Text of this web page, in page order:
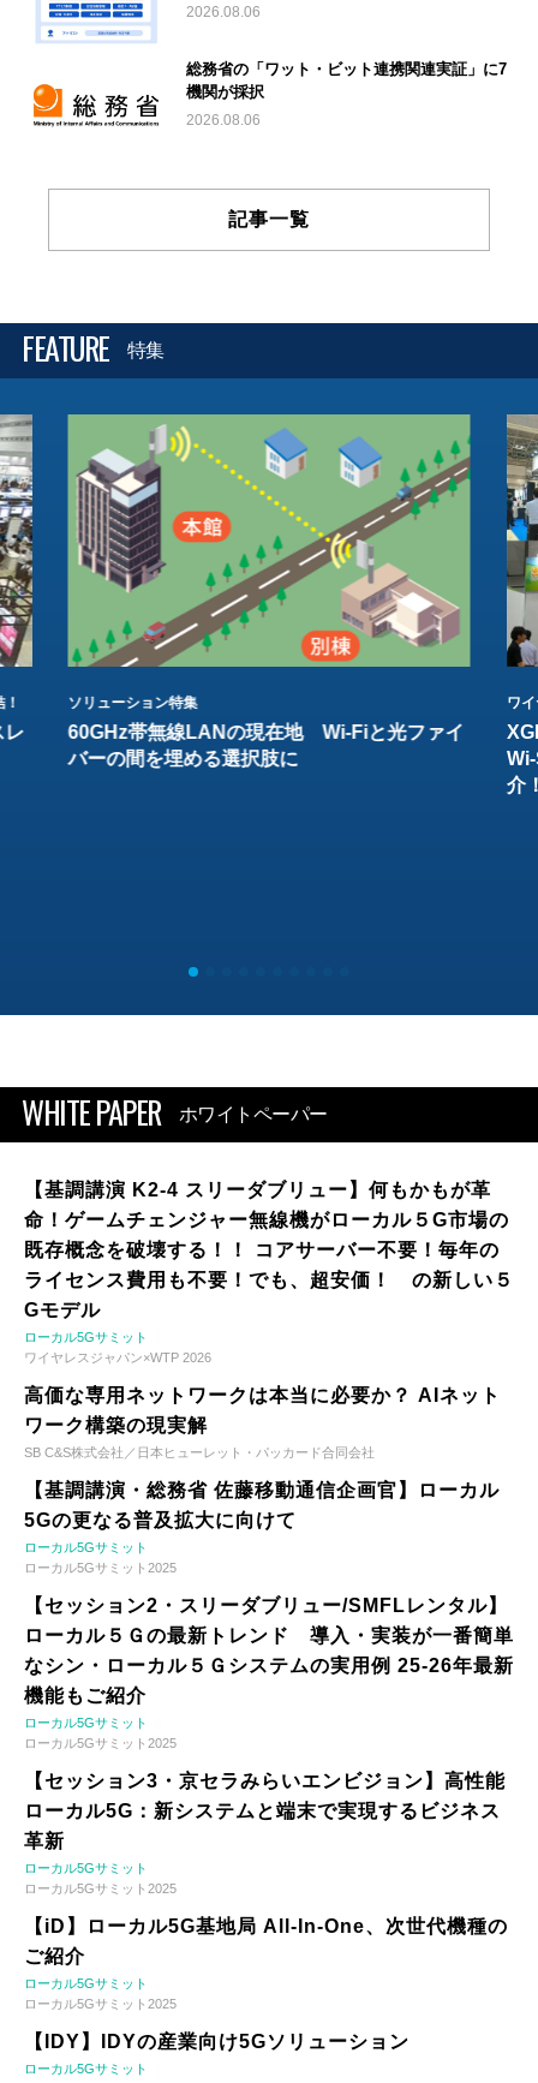
2026.08.06
総務省の「ワット・ビット連携関連実証」に7
機関が採択
2026.08.06
記事一覧
FEATURE 特集
レ
ソリューション特集
60GHz帯無線LANの現在地 Wi-Fiと光ファイ
バーの間を埋める選択肢に
ワ
介
WHITE PAPER ホワイトペーパー
【基調講演 K2-4 スリーダブリュー】何もかもが革
命！ゲームチェンジャー無線機がローカル５G市場の
既存概念を破壊する！！ コアサーバー不要！毎年の
ライセンス費用も不要！でも、超安価！ の新しい５
Gモデル
ローカル5Gサミット
ワイヤレスジャパン×WTP 2026
高価な専用ネットワークは本当に必要か？ AIネット
ワーク構築の現実解
SB C&S株式会社／日本ヒューレット・パッカード合同会社
【基調講演・総務省 佐藤移動通信企画官】ローカル
5Gの更なる普及拡大に向けて
ローカル5Gサミット
ローカル5Gサミット2025
【セッション2・スリーダブリュー/SMFLレンタル】
ローカル５Ｇの最新トレンド 導入・実装が一番簡単
なシン・ローカル５Ｇシステムの実用例 25-26年最新
機能もご紹介
ローカル5Gサミット
ローカル5Gサミット2025
【セッション3・京セラみらいエンビジョン】高性能
ローカル5G：新システムと端末で実現するビジネス
革新
ローカル5Gサミット
ローカル5Gサミット2025
【iD】ローカル5G基地局 All-In-One、次世代機種の
ご紹介
ローカル5Gサミット
ローカル5Gサミット2025
【IDY】IDYの産業向け5Gソリューション
ローカル5Gサミット